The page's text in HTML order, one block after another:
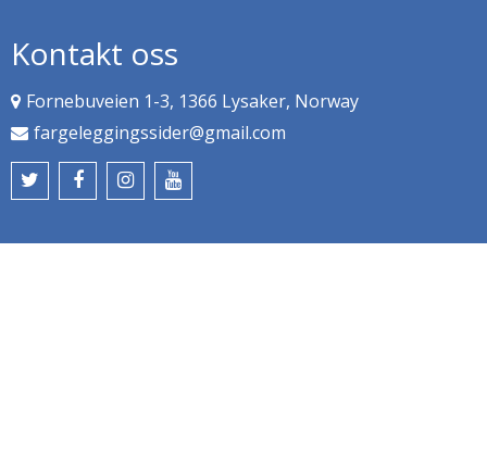
Kontakt oss
Fornebuveien 1-3, 1366 Lysaker, Norway
fargeleggingssider@gmail.com